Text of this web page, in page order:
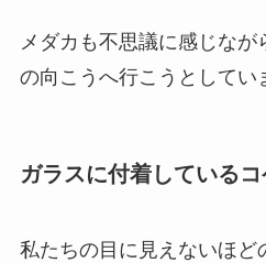
メダカも不思議に感じなが
の向こうへ行こうとしてい
ガラスに付着している
私たちの目に見えないほど